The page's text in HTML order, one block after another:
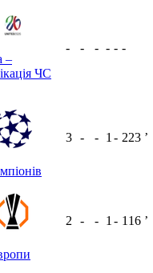
–
ЧС
- - - - - -
3 - - 1 - 223 ʼ
2 - - 1 - 116 ʼ